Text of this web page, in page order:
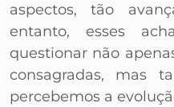
aspectos, tão
entanto, esses
questionar não
consagradas, mas
percebemos a